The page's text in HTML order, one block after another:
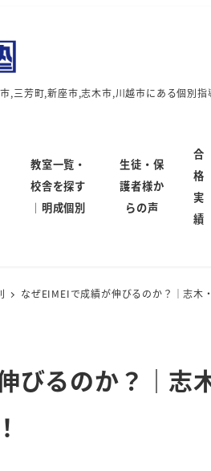
,三芳町,新座市,志木市,川越市にある個別指
教室一覧・
校舎を探す
｜明成個別
生徒・保
護者様か
らの声
合
格
実
績
なぜEIMEIで成績が伸びるのか？｜志木
びるのか？｜志